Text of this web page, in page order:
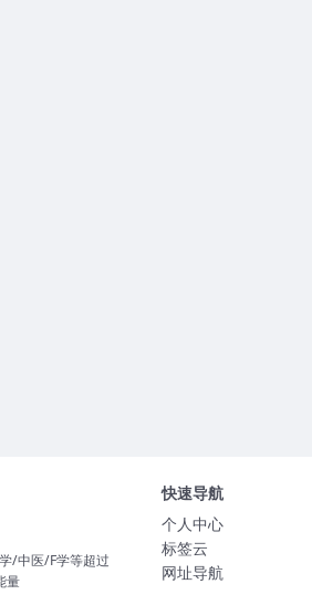
/中医/F学等超过
量
快速导航
个人中心
标签云
网址导航